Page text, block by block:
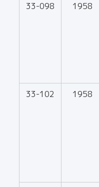
33-098 1958
33-102 1958